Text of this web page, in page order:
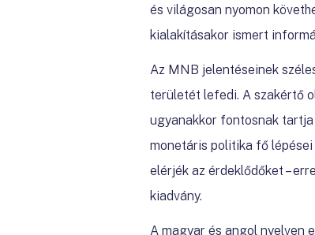
és világosan nyomon
kialakításakor ismert
Az MNB jelentéseinek
területét lefedi. A szakértő
ugyanakkor fontosnak
monetáris politika fő
elérjék az érdeklődőket –
kiadvány.
A magyar és angol nyelven